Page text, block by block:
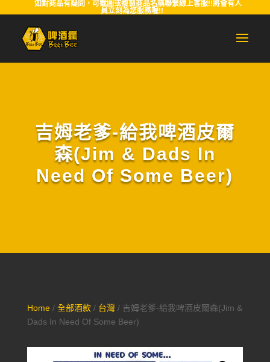
如對商品有疑問，可截圖或複製商品名稱聯繫線上客服!!將會有人
員立刻為您服務喔!!
吉姆老爹-給我啤酒皮爾
森(Jim & Dads In
Need Of Some Beer)
Home/ 全部酒款/ 台灣/ 吉姆老爹-給我啤酒皮爾森(Jim &
Dads In Need Of Some Beer)